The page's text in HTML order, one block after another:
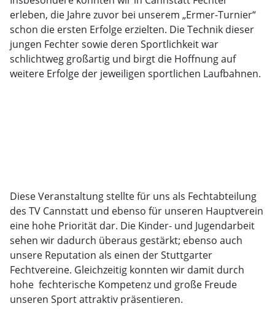
erleben, die Jahre zuvor bei unserem „Ermer-Turnier“
schon die ersten Erfolge erzielten. Die Technik dieser
jungen Fechter sowie deren Sportlichkeit war
schlichtweg großartig und birgt die Hoffnung auf
weitere Erfolge der jeweiligen sportlichen Laufbahnen.
Diese Veranstaltung stellte für uns als Fechtabteilung
des TV Cannstatt und ebenso für unseren Hauptverein
eine hohe Priorität dar. Die Kinder- und Jugendarbeit
sehen wir dadurch überaus gestärkt; ebenso auch
unsere Reputation als einen der Stuttgarter
Fechtvereine. Gleichzeitig konnten wir damit durch
hohe fechterische Kompetenz und große Freude
unseren Sport attraktiv präsentieren.